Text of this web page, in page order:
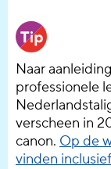
Naar
professionele
verscheen in
canon. Op de
vinden inclusief